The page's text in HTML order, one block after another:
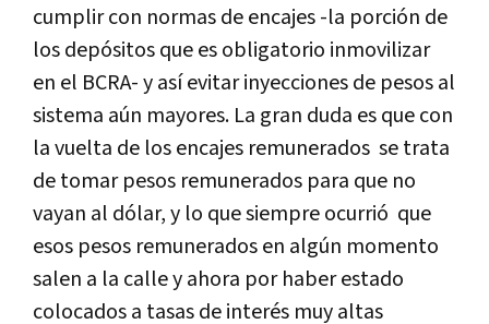
cumplir con normas de encajes -la porción de
los depósitos que es obligatorio inmovilizar
en el BCRA- y así evitar inyecciones de pesos al
sistema aún mayores. La gran duda es que con
la vuelta de los encajes remunerados se trata
de tomar pesos remunerados para que no
vayan al dólar, y lo que siempre ocurrió que
esos pesos remunerados en algún momento
salen a la calle y ahora por haber estado
colocados a tasas de interés muy altas